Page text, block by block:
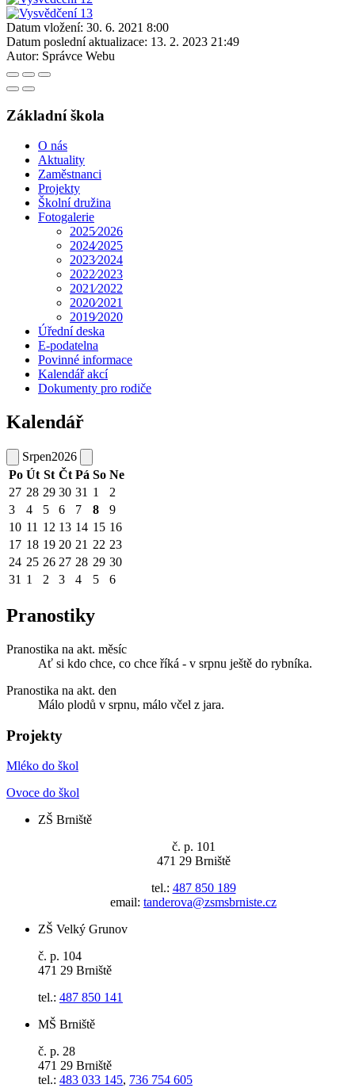
Datum vložení: 30. 6. 2021 8:00
Datum poslední aktualizace: 13. 2. 2023 21:49
Autor: Správce Webu
Základní škola
O nás
Aktuality
Zaměstnanci
Projekty
Školní družina
Fotogalerie
2025⁄2026
2024⁄2025
2023⁄2024
2022⁄2023
2021⁄2022
2020⁄2021
2019⁄2020
Úřední deska
E-podatelna
Povinné informace
Kalendář akcí
Dokumenty pro rodiče
Kalendář
Srpen2026
Po Út St Čt Pá So Ne
27 28 29 30 31 1
2
3
4 5 6 7 8
9
10 11 12 13 14 15 16
17 18 19 20 21 22 23
24 25 26 27 28 29 30
31 1 2 3 4 5 6
Pranostiky
Pranostika na akt. měsíc
Ať si kdo chce, co chce říká - v srpnu ještě do rybníka.
Pranostika na akt. den
Málo plodů v srpnu, málo včel z jara.
Projekty
Mléko do škol
Ovoce do škol
ZŠ Brniště
č. p. 101
471 29 Brniště
tel.: 487 850 189
email: tanderova@zsmsbrniste.cz
ZŠ Velký Grunov
č. p. 104
471 29 Brniště
tel.: 487 850 141
MŠ Brniště
č. p. 28
471 29 Brniště
tel.: 483 033 145, 736 754 605